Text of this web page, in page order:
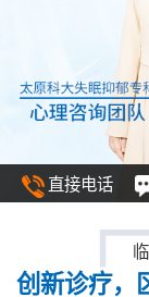
直接电话
创新诊疗，